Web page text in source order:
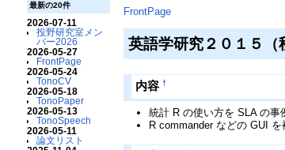
最新の20件
2026-07-11
投野研究室メン
バー2026
2026-05-27
FrontPage
2026-05-24
TonoCV
2026-05-18
TonoPaper
2026-05-13
TonoSpeech
2026-05-11
論文リスト
FrontPage
英語学研究２０１５
内容 †
統計 R の使い方を SLA の事
R commander などの GUI